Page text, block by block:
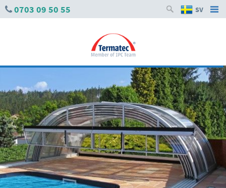
0703 09 50 55 SV